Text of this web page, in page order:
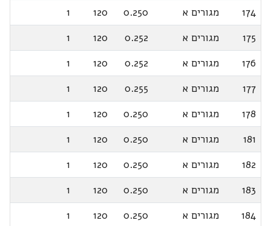
174
מגורים א 0.250
120
1
175
מגורים א 0.252
120
1
176
מגורים א 0.252
120
1
177
מגורים א 0.255
120
1
178
מגורים א 0.250
120
1
181
מגורים א 0.250
120
1
182
מגורים א 0.250
120
1
183
מגורים א 0.250
120
1
184
מגורים א 0.250
120
1